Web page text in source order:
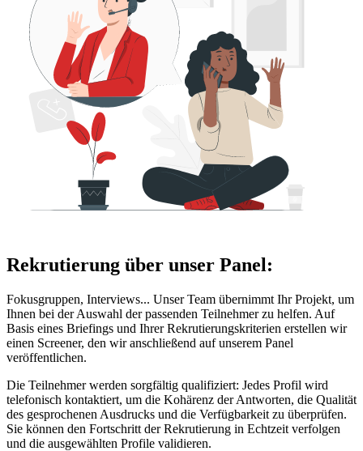
Rekrutierung über unser Panel:
Fokusgruppen, Interviews... Unser Team übernimmt Ihr Projekt, um
Ihnen bei der Auswahl der passenden Teilnehmer zu helfen. Auf
Basis eines Briefings und Ihrer Rekrutierungskriterien erstellen wir
einen Screener, den wir anschließend auf unserem Panel
veröffentlichen.
Die Teilnehmer werden sorgfältig qualifiziert: Jedes Profil wird
telefonisch kontaktiert, um die Kohärenz der Antworten, die Qualität
des gesprochenen Ausdrucks und die Verfügbarkeit zu überprüfen.
Sie können den Fortschritt der Rekrutierung in Echtzeit verfolgen
und die ausgewählten Profile validieren.